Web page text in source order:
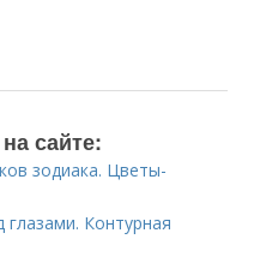
сайте:
зодиака. Цветы-
Контурная